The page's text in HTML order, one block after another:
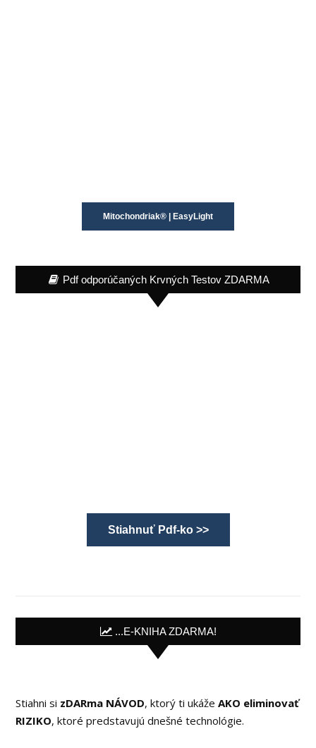
Mitochondriak® | EasyLight
Pdf odporúčaných Krvných Testov ZDARMA
Stiahnuť Pdf-ko >>
...E-KNIHA ZDARMA!
Stiahni si zDARma NÁVOD, ktorý ti ukážeAKO eliminovať
RIZIKO, ktoré predstavujú dnešné technológie.